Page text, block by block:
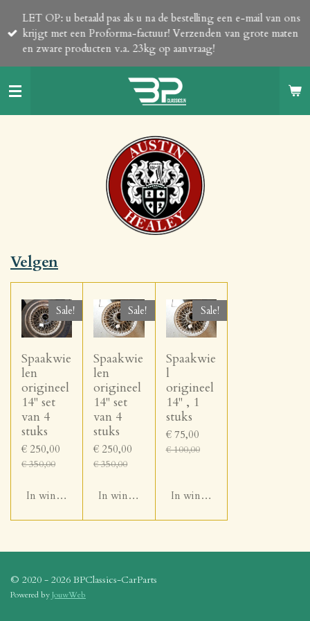
direct
LET OP: u betaald pas als u na de bestelling een e-mail van ons
krijgt met een Proforma-factuur! Verzenden van grote maten
en zware producten v.a. 23kg op aanvraag!
Velgen
Sale!
Spaakwie
len
origineel
14" set
van 4
stuks
€ 250,00
€ 350,00
In winkelwagen
Sale!
Spaakwie
len
origineel
14" set
van 4
stuks
€ 250,00
€ 350,00
In winkelwagen
Sale!
Spaakwie
l
origineel
14" , 1
stuks
€ 75,00
€ 100,00
In winkelwagen
© 2020 - 2026 BPClassics-CarParts
Powered byJouwWeb